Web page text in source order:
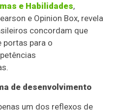
e Habilidades,
e Opinion Box, revela
concordam que
portas para o
de desenvolvimento
um dos reflexos de